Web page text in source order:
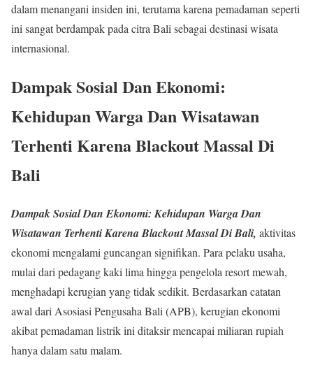
dalam menangani insiden ini, terutama karena pemadaman seperti
ini sangat berdampak pada citra Bali sebagai destinasi wisata
internasional.
Dampak Sosial Dan Ekonomi:
Kehidupan Warga Dan Wisatawan
Terhenti Karena Blackout Massal Di
Bali
Dampak Sosial Dan Ekonomi: Kehidupan Warga Dan
Wisatawan Terhenti Karena Blackout Massal Di Bali, aktivitas
ekonomi mengalami guncangan signifikan. Para pelaku usaha,
mulai dari pedagang kaki lima hingga pengelola resort mewah,
menghadapi kerugian yang tidak sedikit. Berdasarkan catatan
awal dari Asosiasi Pengusaha Bali (APB), kerugian ekonomi
akibat pemadaman listrik ini ditaksir mencapai miliaran rupiah
hanya dalam satu malam.